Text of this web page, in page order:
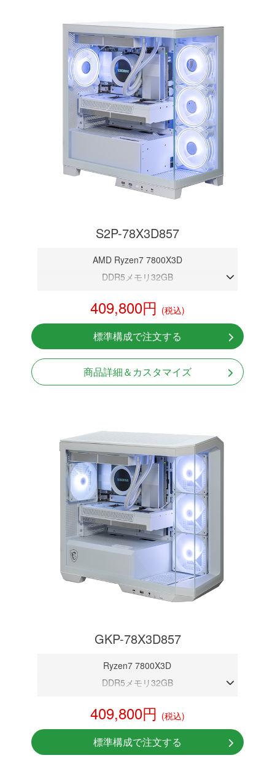
S2P-78X3D857
AMD Ryzen7 7800X3D
DDR5メモリ32GB
NVMeSSD 1TB
無線LAN Bluetooth対応
Windows11 Home 64bit
409,800円 (税込)
標準構成で注文する
商品詳細＆カスタマイズ
GKP-78X3D857
Ryzen7 7800X3D
DDR5メモリ32GB
NVMeSSD 1TB
無線LAN Bluetooth対応
Windows11 Home 64bit
409,800円 (税込)
標準構成で注文する